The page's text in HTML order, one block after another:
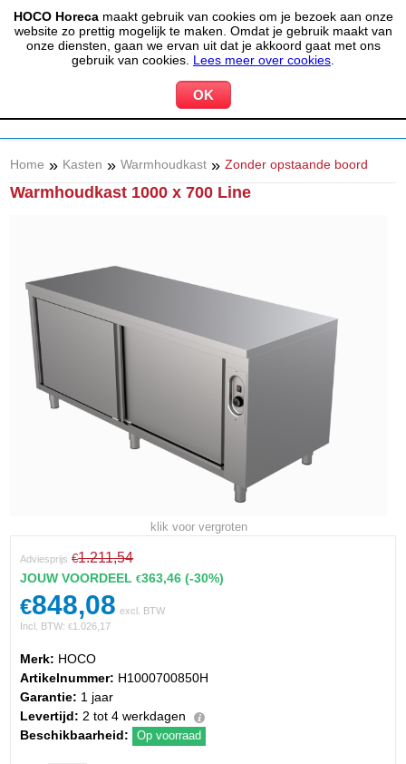
HOCO Horecamaakt gebruik van cookies om je bezoek aan onze
website zo prettig mogelijk te maken. Omdat je gebruik maakt van
onze diensten, gaan we ervan uit dat je akkoord gaat met ons
gebruik van cookies. Lees meer over cookies
(020) 497 6325 info@hocohoreca.nl
MIJN ACCOUNT 0 WINKELWAGEN
Home » Kasten » Warmhoudkast » Zonder opstaande boord
Warmhoudkast 1000 x 700 Line
klik voor vergroten
Adviesprijs €1.211,54
JOUW VOORDEEL€363,46 (-30%)
€848,08 excl. BTW
Incl. BTW:€1.026,17
Merk: HOCO
Artikelnummer: H1000700850H
Garantie: 1 jaar
Levertijd: 2 tot 4 werkdagen
Beschikbaarheid:
Op voorraad